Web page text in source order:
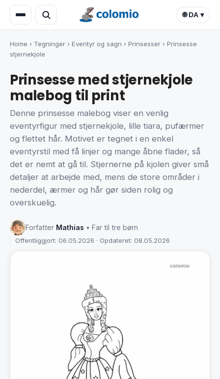
🌐 DA ▾
Home › Tegninger › Eventyr og sagn › Prinsesser › Prinsesse
stjernekjole
Prinsesse med stjernekjole
malebog til print
Denne prinsesse malebog viser en venlig
eventyrfigur med stjernekjole, lille tiara, pufærmer
og flettet hår. Motivet er tegnet i en enkel
eventyrstil med få linjer og mange åbne flader, så
det er nemt at gå til. Stjernerne på kjolen giver små
detaljer at arbejde med, mens de store områder i
nederdel, ærmer og hår gør siden rolig og
overskuelig.
Forfatter Mathias • Far til tre børn
Offentliggjort: 06.05.2026 · Opdateret: 08.05.2026